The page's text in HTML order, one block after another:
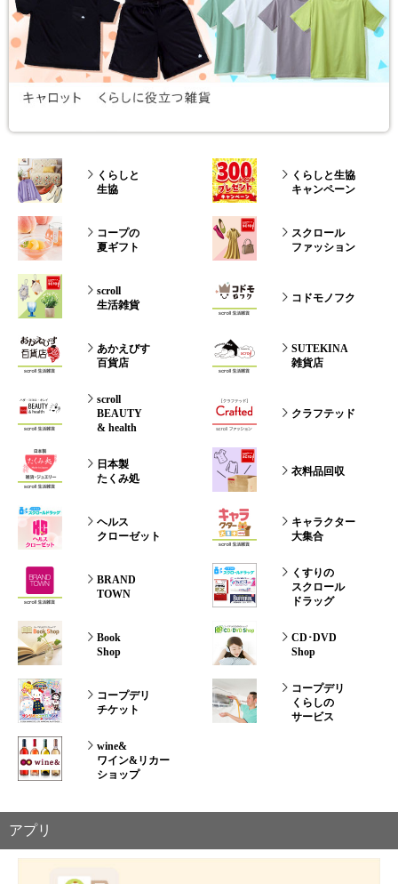
くらしと
生協
くらしと生協
キャンペーン
コープの
夏ギフト
スクロール
ファッション
scroll
生活雑貨
コドモノフク
あかえびす
百貨店
SUTEKINA
雑貨店
scroll
BEAUTY
& health
クラフテッド
日本製
たくみ処
衣料品回収
ヘルス
クローゼット
キャラクター
大集合
BRAND
TOWN
くすりの
スクロール
ドラッグ
Book
Shop
CD･DVD
Shop
コープデリ
チケット
コープデリ
くらしの
サービス
wine&
ワイン&リカー
ショップ
アプリ